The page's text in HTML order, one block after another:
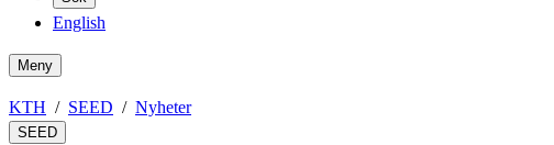
English
Meny
KTH SEED Nyheter
SEED